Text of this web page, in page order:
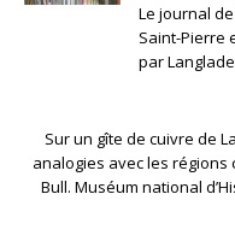
Le journal
Saint-Pierre
par
Sur un gîte de cuivre de
analogies avec les régions
Bull. Muséum national